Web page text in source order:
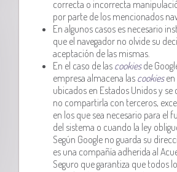
correcta o incorrecta
por parte de los mencionados
En algunos casos es necesario
que el navegador no olvide su
aceptación de las mismas.
En el caso de las cookiesde
empresa almacena las cookiesen
ubicados en Estados Unidos y
no compartirla con terceros,
en los que sea necesario para el
del sistema o cuando la ley
Según Google no guarda su
es una compañía adherida al
Seguro que garantiza que todos